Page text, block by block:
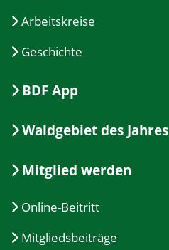
Arbeitskreise
Geschichte
BDF App
Waldgebiet des Jahres
Mitglied werden
Online-Beitritt
Mitgliedsbeiträge